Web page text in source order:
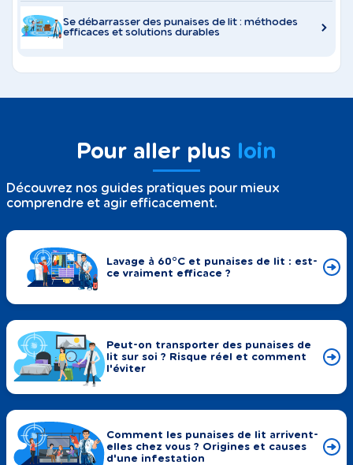
Se débarrasser des punaises de lit : méthodes
efficaces et solutions durables
Pour aller plus loin
Découvrez nos guides pratiques pour mieux
comprendre et agir efficacement.
Lavage à 60°C et punaises de lit : est-
ce vraiment efficace ?
Peut-on transporter des punaises de
lit sur soi ? Risque réel et comment
l'éviter
Comment les punaises de lit arrivent-
elles chez vous ? Origines et causes
d'une infestation